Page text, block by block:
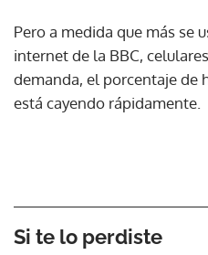
Pero a medida que más se
internet de la BBC,
demanda, el porcentaje de
está cayendo rápidamente.
Si te lo perdiste